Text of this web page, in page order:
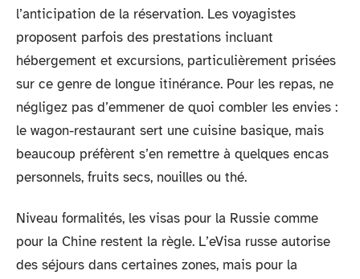
l’anticipation de la réservation. Les voyagistes
proposent parfois des prestations incluant
hébergement et excursions, particulièrement prisées
sur ce genre de longue itinérance. Pour les repas, ne
négligez pas d’emmener de quoi combler les envies :
le wagon-restaurant sert une cuisine basique, mais
beaucoup préfèrent s’en remettre à quelques encas
personnels, fruits secs, nouilles ou thé.
Niveau formalités, les visas pour la Russie comme
pour la Chine restent la règle. L’eVisa russe autorise
des séjours dans certaines zones, mais pour la